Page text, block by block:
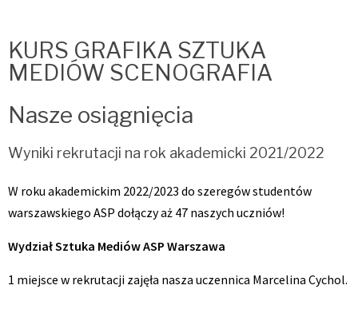
KURS GRAFIKA SZTUKA
MEDIÓW SCENOGRAFIA
Nasze osiągnięcia
Wyniki rekrutacji na rok akademicki 2021/2022
W roku akademickim 2022/2023 do szeregów studentów
warszawskiego ASP dołączy aż 47 naszych uczniów!
Wydział Sztuka Mediów ASP Warszawa
1 miejsce w rekrutacji zajęła nasza uczennica Marcelina Cychol.